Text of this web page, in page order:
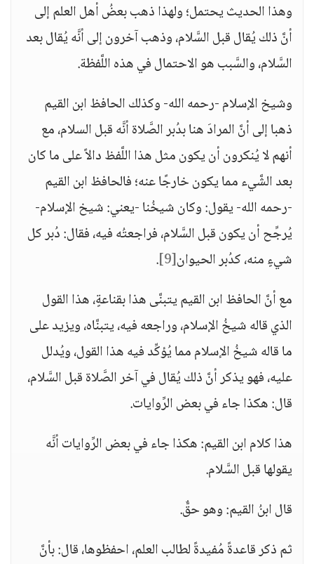
وهذا الحديث يحتمل؛ ولهذا ذهب بعضُ أهل العلم إلى
أنَّ ذلك يُقال قبل السَّلام، وذهب آخرون إلى أنَّه يُقال بعد
السَّلام، والسَّبب هو الاحتمال في هذه اللَّفظة.
وشيخ الإسلام -رحمه الله- وكذلك الحافظ ابن القيم
ذهبا إلى أنَّ المرادَ هنا بدُبر الصَّلاة أنَّه قبل السلام، مع
أنهم لا يُنكرون أن يكون مثل هذا اللَّفظ دالاً على ما كان
بعد الشَّيء مما يكون خارجًا عنه؛ فالحافظ ابن القيم
-رحمه الله- يقول: وكان شيخُنا -يعني: شيخ الإسلام-
يُرجِّح أن يكون قبل السَّلام، فراجعتُه فيه، فقال: دُبر كل
شيءٍ منه، كدُبر الحيوان[9]
.
مع أنَّ الحافظ ابن القيم يتبنَّى هذا بقناعةٍ، هذا القول
الذي قاله شيخُ الإسلام، وراجعه فيه، يتبنَّاه، ويزيد على
ما قاله شيخُ الإسلام مما يُؤكِّد فيه هذا القول، ويُدلل
عليه، فهو يذكر أنَّ ذلك يُقال في آخر الصَّلاة قبل السَّلام،
قال: هكذا جاء في بعض الرِّوايات.
هذا كلام ابن القيم: هكذا جاء في بعض الرِّوايات أنَّه
يقولها قبل السَّلام.
قال ابنُ القيم: وهو حقٌّ.
ثم ذكر قاعدةً مُفيدةً لطالب العلم، احفظوها، قال: بأنَّ